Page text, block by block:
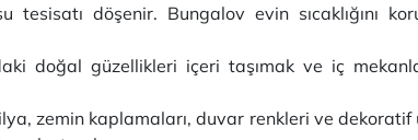
döşenir. Bungalov evin sıcaklığını
doğal güzellikleri içeri taşımak ve iç
zemin kaplamaları, duvar renkleri ve